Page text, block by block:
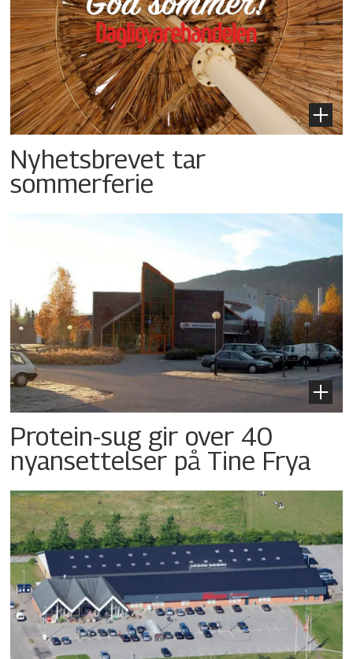
Nyhetsbrevet tar
sommerferie
Protein-sug gir over 40
nyansettelser på Tine Frya